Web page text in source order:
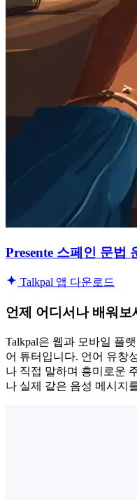
Presente 스페인 문법
Talkpal 앱 다운로드
언제 어디서나 배워보
Talkpal은 웹과 모바일 플
어 튜터입니다. 언어 유창
나 직접 말하며 흥미로운
나 실제 같은 음성 메시지